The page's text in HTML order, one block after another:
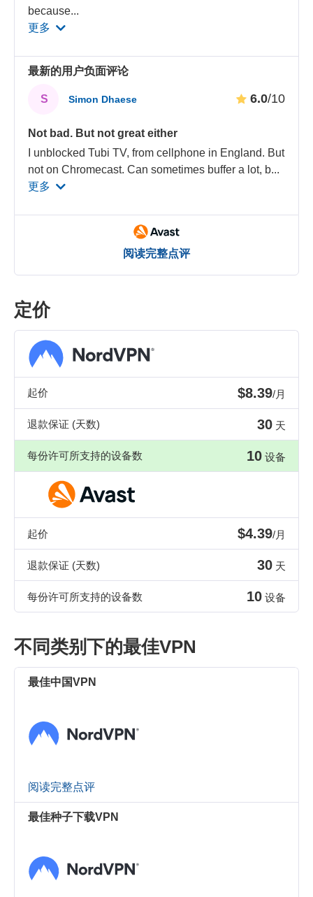
because...
更多
最新的用户负面评论
S Simon Dhaese 6.0/10
Not bad. But not great either
I unblocked Tubi TV, from cellphone in England. But
not on Chromecast. Can sometimes buffer a lot, b...
更多
阅读完整点评
定价
起价 $8.39/月
退款保证 (天数) 30 天
每份许可所支持的设备数 10 设备
起价 $4.39/月
退款保证 (天数) 30 天
每份许可所支持的设备数 10 设备
不同类别下的最佳VPN
最佳中国VPN
阅读完整点评
最佳种子下载VPN